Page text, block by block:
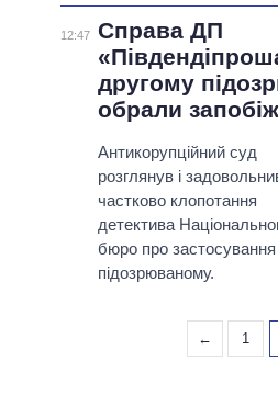
12:47 Справа ДП
другому
обрали
Антикорупційний суд
розглянув і
частково клопотання
детектива
бюро про
підозрюваному.
← 1